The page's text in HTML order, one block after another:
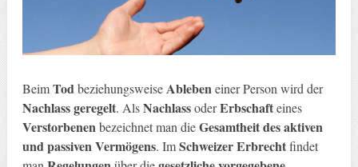
BeimTodbeziehungsweiseAblebeneiner Person wird der
Nachlass geregelt. AlsNachlassoderErbschafteines
Verstorbenenbezeichnet man dieGesamtheit des aktiven
und passiven Vermögens. ImSchweizer Erbrechtfindet